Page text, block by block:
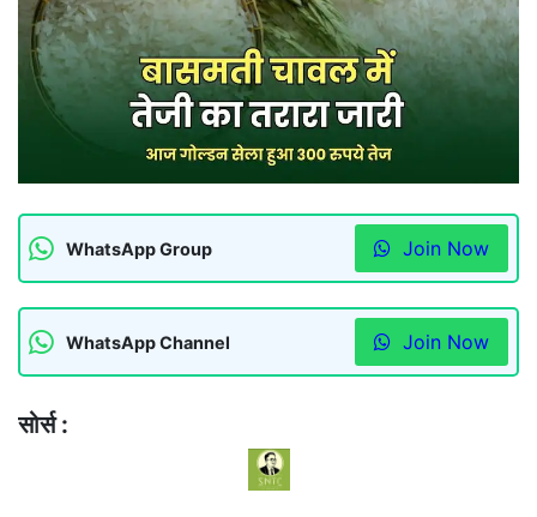
WhatsApp Group Join Now
WhatsApp Channel Join Now
सोर्स :